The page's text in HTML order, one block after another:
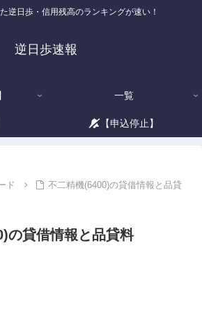
逆日歩・信用残高のランキングが速い！
逆日歩速報
一覧
【申込停止】
ド
不二精機(6400)の貸借情報と品貸
の貸借情報と品貸料